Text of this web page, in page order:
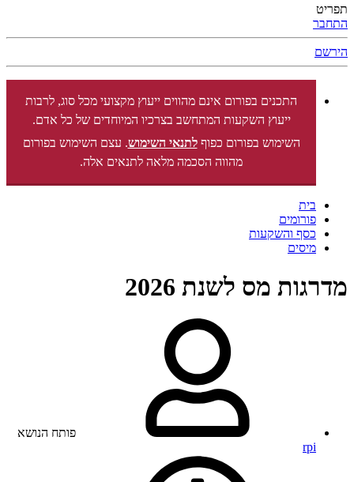
תפריט
התחבר
הירשם
התכנים בפורום אינם מהווים ייעוץ מקצועי מכל סוג, לרבות
ייעוץ השקעות המתחשב בצרכיו המיוחדים של כל אדם.
השימוש בפורום כפוףלתנאי השימוש. עצם השימוש בפורום
מהווה הסכמה מלאה לתנאים אלה.
בית
פורומים
כסף והשקעות
מיסים
מדרגות מס לשנת 2026
פותח הנושא
rpi